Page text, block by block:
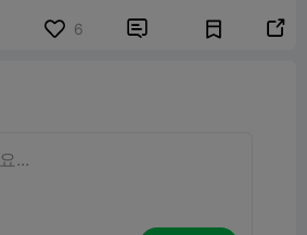
6  